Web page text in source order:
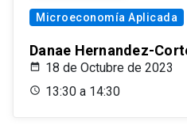
Microeconomía Aplicada
Danae Hernandez-
18 de Octubre de 2023
13:30 a 14:30